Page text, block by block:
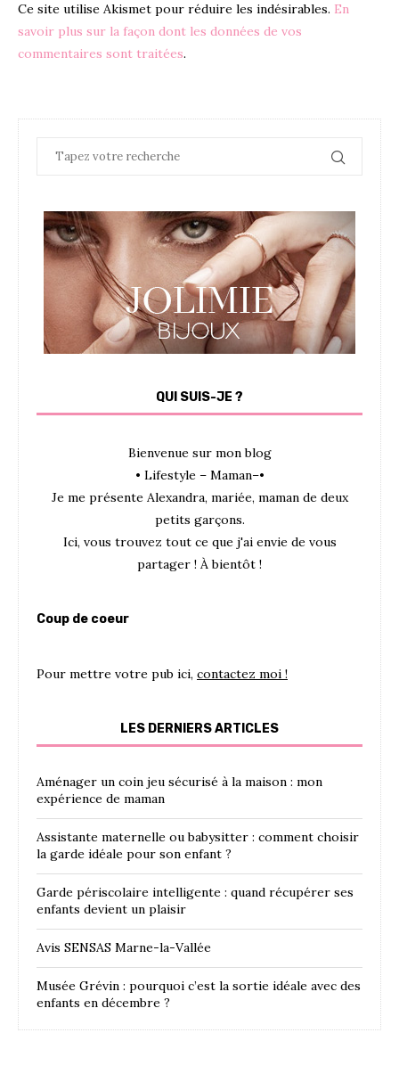
Ce site utilise Akismet pour réduire les indésirables. En
savoir plus sur la façon dont les données de vos
commentaires sont traitées.
QUI SUIS-JE ?
Bienvenue sur mon blog
• Lifestyle – Maman–•
Je me présente Alexandra, mariée, maman de deux
petits garçons.
Ici, vous trouvez tout ce que j'ai envie de vous
partager ! À bientôt !
Coup de coeur
Pour mettre votre pub ici, contactez moi !
LES DERNIERS ARTICLES
Aménager un coin jeu sécurisé à la maison : mon
expérience de maman
Assistante maternelle ou babysitter : comment choisir
la garde idéale pour son enfant ?
Garde périscolaire intelligente : quand récupérer ses
enfants devient un plaisir
Avis SENSAS Marne-la-Vallée
Musée Grévin : pourquoi c’est la sortie idéale avec des
enfants en décembre ?